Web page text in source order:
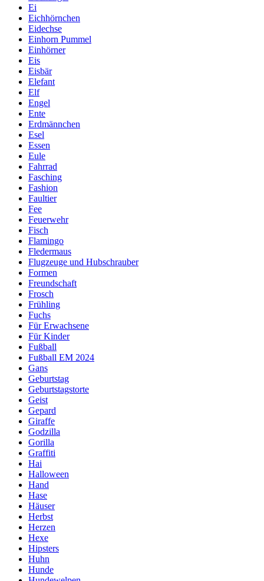
Ei
Eichhörnchen
Eidechse
Einhorn Pummel
Einhörner
Eis
Eisbär
Elefant
Elf
Engel
Ente
Erdmännchen
Esel
Essen
Eule
Fahrrad
Fasching
Fashion
Faultier
Fee
Feuerwehr
Fisch
Flamingo
Fledermaus
Flugzeuge und Hubschrauber
Formen
Freundschaft
Frosch
Frühling
Fuchs
Für Erwachsene
Für Kinder
Fußball
Fußball EM 2024
Gans
Geburtstag
Geburtstagstorte
Geist
Gepard
Giraffe
Godzilla
Gorilla
Graffiti
Hai
Halloween
Hand
Hase
Häuser
Herbst
Herzen
Hexe
Hipsters
Huhn
Hunde